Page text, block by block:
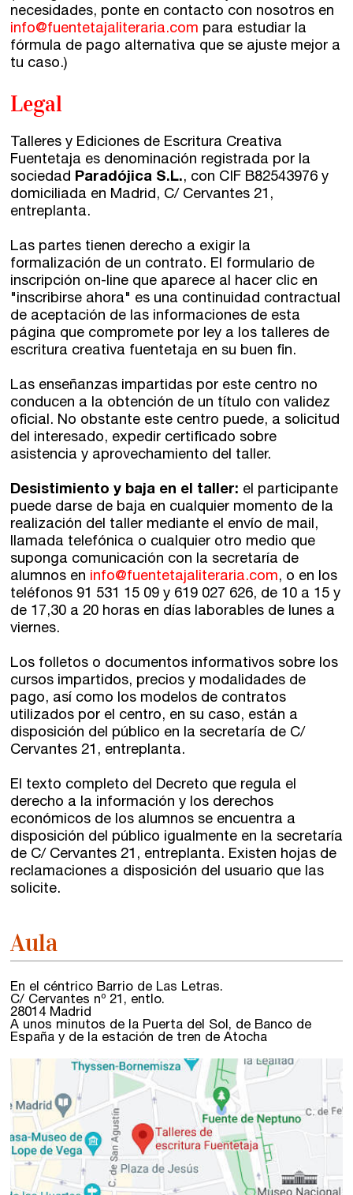
necesidades, ponte en contacto con nosotros en
info@fuentetajaliteraria.com para estudiar la
fórmula de pago alternativa que se ajuste mejor a
tu caso.)
Legal
Talleres y Ediciones de Escritura Creativa
Fuentetaja es denominación registrada por la
sociedad Paradójica S.L., con CIF B82543976 y
domiciliada en Madrid, C/ Cervantes 21,
entreplanta.
Las partes tienen derecho a exigir la
formalización de un contrato. El formulario de
inscripción on-line que aparece al hacer clic en
"inscribirse ahora" es una continuidad contractual
de aceptación de las informaciones de esta
página que compromete por ley a los talleres de
escritura creativa fuentetaja en su buen fin.
Las enseñanzas impartidas por este centro no
conducen a la obtención de un título con validez
oficial. No obstante este centro puede, a solicitud
del interesado, expedir certificado sobre
asistencia y aprovechamiento del taller.
Desistimiento y baja en el taller: el participante
puede darse de baja en cualquier momento de la
realización del taller mediante el envío de mail,
llamada telefónica o cualquier otro medio que
suponga comunicación con la secretaría de
alumnos en info@fuentetajaliteraria.com, o en los
teléfonos 91 531 15 09 y 619 027 626, de 10 a 15 y
de 17,30 a 20 horas en días laborables de lunes a
viernes.
Los folletos o documentos informativos sobre los
cursos impartidos, precios y modalidades de
pago, así como los modelos de contratos
utilizados por el centro, en su caso, están a
disposición del público en la secretaría de C/
Cervantes 21, entreplanta.
El texto completo del Decreto que regula el
derecho a la información y los derechos
económicos de los alumnos se encuentra a
disposición del público igualmente en la secretaría
de C/ Cervantes 21, entreplanta. Existen hojas de
reclamaciones a disposición del usuario que las
solicite.
Aula
En el céntrico Barrio de Las Letras.
C/ Cervantes nº 21, entlo.
28014 Madrid
A unos minutos de la Puerta del Sol, de Banco de
España y de la estación de tren de Atocha